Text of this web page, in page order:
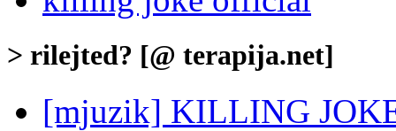
> rilejted? [@ terapija.net]
[mjuzik] KILLING